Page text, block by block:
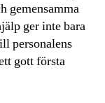
gemensamma
ger inte bara
personalens
gott första